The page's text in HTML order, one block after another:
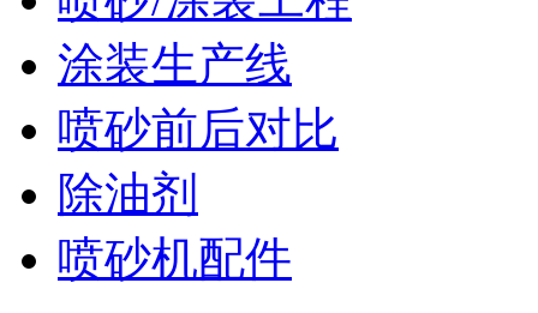
涂装生产线
喷砂前后对比
除油剂
喷砂机配件